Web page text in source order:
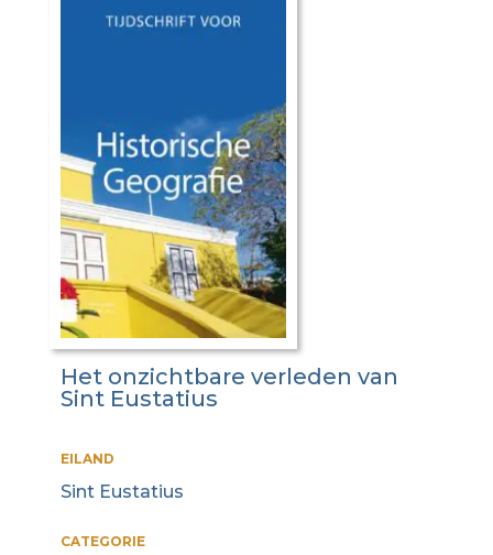
Het onzichtbare verleden van
Sint Eustatius
EILAND
Sint Eustatius
CATEGORIE